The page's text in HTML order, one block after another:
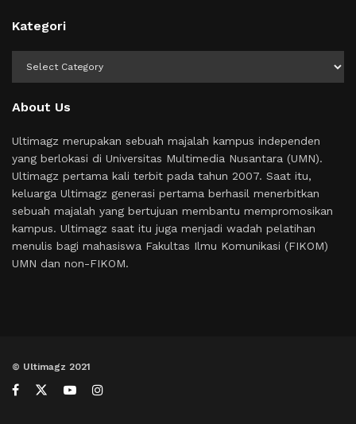
Kategori
About Us
Ultimagz merupakan sebuah majalah kampus independen
yang berlokasi di Universitas Multimedia Nusantara (UMN).
Ultimagz pertama kali terbit pada tahun 2007. Saat itu,
keluarga Ultimagz generasi pertama berhasil menerbitkan
sebuah majalah yang bertujuan membantu mempromosikan
kampus. Ultimagz saat itu juga menjadi wadah pelatihan
menulis bagi mahasiswa Fakultas Ilmu Komunikasi (FIKOM)
UMN dan non-FIKOM.
© Ultimagz 2021